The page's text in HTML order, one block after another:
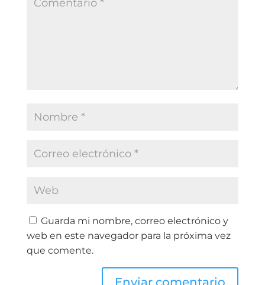
Guarda mi nombre, correo electrónico y
web en este navegador para la próxima vez
que comente.